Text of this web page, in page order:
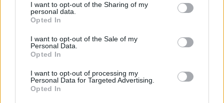
I want to opt-out of the Sharing of my
personal data.
Opted In
I want to opt-out of the Sale of my
Personal Data.
Opted In
I want to opt-out of processing my
Personal Data for Targeted Advertising.
Opted In
περισσότερες μελέτες για την περαιτέρω
διερεύνηση της συσχέτισης», προσθέτει ο
ίδιος.